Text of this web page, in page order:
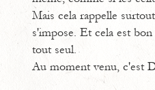
Mais cela rappelle
s'impose. Et cela est
tout seul.
Au moment venu, c'est